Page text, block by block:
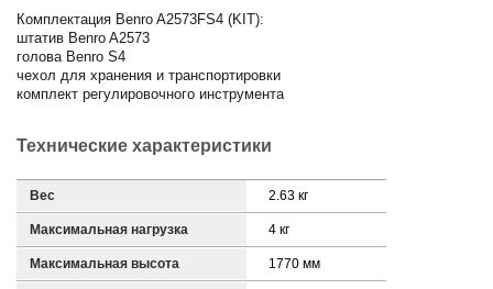
Комплектация Benro A2573FS4 (KIT):
штатив Benro A2573
голова Benro S4
чехол для хранения и транспортировки
комплект регулировочного инструмента
Технические характеристики
Вес 2.63 кг
Максимальная нагрузка 4 кг
Максимальная высота 1770 мм